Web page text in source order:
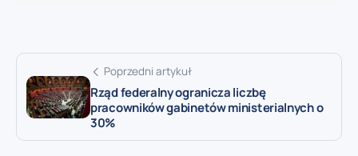
Poprzedni artykuł
Rząd federalny ogranicza liczbę
pracowników gabinetów ministerialnych o
30%